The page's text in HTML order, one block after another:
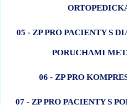
05 - ZP PRO PACIENTY S
PORUCHAMI
06 - ZP PRO
07 - ZP PRO PACIENTY S